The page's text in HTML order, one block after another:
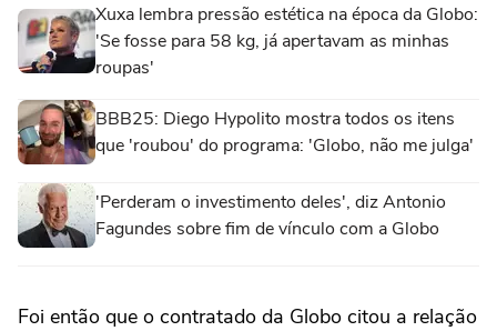
Xuxa lembra pressão estética na época da Globo:
'Se fosse para 58 kg, já apertavam as minhas
roupas'
BBB25: Diego Hypolito mostra todos os itens
que 'roubou' do programa: 'Globo, não me julga'
'Perderam o investimento deles', diz Antonio
Fagundes sobre fim de vínculo com a Globo
Foi então que o contratado da Globo citou a relação